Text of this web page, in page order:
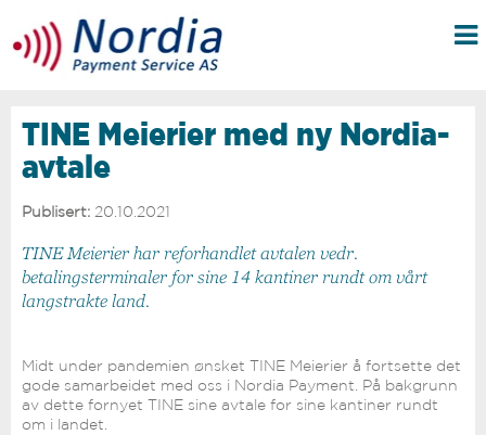
TINE Meierier med ny Nordia-
avtale
Publisert: 20.10.2021
TINE Meierier har reforhandlet avtalen vedr.
betalingsterminaler for sine 14 kantiner rundt om vårt
langstrakte land.
Midt under pandemien ønsket TINE Meierier å fortsette det
gode samarbeidet med oss i Nordia Payment. På bakgrunn
av dette fornyet TINE sine avtale for sine kantiner rundt
om i landet.